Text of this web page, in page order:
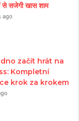
से सजेगी खास शाम
ago
začít hrát na
Kompletní
krok za krokem